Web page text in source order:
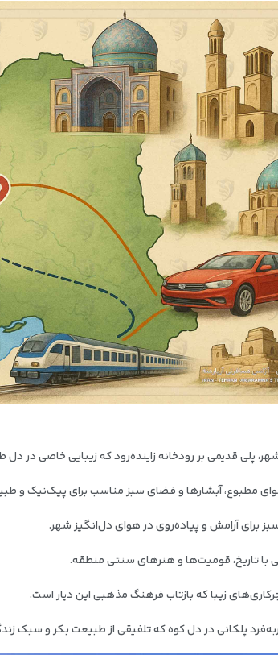
پلی قدیمی بر رودخانه زاینده‌رود که زیبایی خاصی در
مطبوع، آبشارها و فضای سبز مناسب برای پیک‌نیک و
برای آرامش و پیاده‌روی در هوای دل‌انگیز شهر.
با تاریخ، قومیت‌ها و هنرهای سنتی منطقه.
زیبا که بازتاب فرهنگ مذهبی این دیار است.
پلکانی در دل کوه که تلفیقی از طبیعت بکر و سبک